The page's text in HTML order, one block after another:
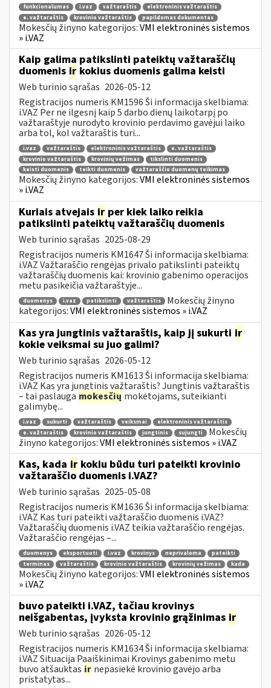
funkcionalumas i.vaz važtaraštis
elektroninis važtaraštis
e. važtaraštis
krovinio važtaraštis papildomas dokumentas
Mokesčių žinyno kategorijos:VMI elektroninės sistemos
» i.VAZ
Kaip galima patikslinti pateiktų važtaraščių
duomenis ir kokius duomenis galima keisti
Web turinio sąrašas 2026-05-12
Registracijos numeris KM1596 Ši informacija skelbiama:
i.VAZ Per ne ilgesnį kaip 5 darbo dienų laikotarpį po
važtaraštyje nurodyto krovinio perdavimo gavėjui laiko
arba tol, kol važtaraštis turi...
i.vaz važtaraštis elektroninis važtaraštis
e. važtaraštis
krovinio važtaraštis
krovinių vežimas
tikslinti duomenis
keisti duomenis
teikti duomenis važtaraščio duomenų teikimas
Mokesčių žinyno kategorijos:VMI elektroninės sistemos
» i.VAZ
Kuriais atvejais ir per kiek laiko reikia
patikslinti pateiktų važtaraščių duomenis
Web turinio sąrašas 2025-08-29
Registracijos numeris KM1647 Ši informacija skelbiama:
i.VAZ Važtaraščio rengėjas privalo patikslinti pateiktų
važtaraščių duomenis kai: krovinio gabenimo operacijos
metu pasikeičia važtaraštyje...
duomenys i.vaz patikslinti važtaraštis
Mokesčių žinyno
kategorijos:VMI elektroninės sistemos » i.VAZ
Kas yra jungtinis važtaraštis, kaip jį sukurti ir
kokie veiksmai su juo galimi?
Web turinio sąrašas 2026-05-12
Registracijos numeris KM1613 Ši informacija skelbiama:
i.VAZ Kas yra jungtinis važtaraštis? Jungtinis važtaraštis
– tai paslauga mokesčių mokėtojams, suteikianti
galimybę...
i.vaz sukurti važtaraštis veiksmai
elektroninis važtaraštis
e. važtaraštis
krovinio važtaraštis jungtinis sujungti
Mokesčių
žinyno kategorijos:VMI elektroninės sistemos » i.VAZ
Kas, kada ir kokiu būdu turi pateikti krovinio
važtaraščio duomenis i.VAZ?
Web turinio sąrašas 2025-05-08
Registracijos numeris KM1636 Ši informacija skelbiama:
i.VAZ Kas turi pateikti važtaraščio duomenis i.VAZ?
Važtaraščių duomenis i.VAZ teikia važtaraščio rengėjas.
Važtaraščio rengėjas –...
duomenys eksportuoti i.vaz krovinys neprivaloma
pateikti
terminas
važtaraštis krovinio važtaraštis krovinių vežimas kada
Mokesčių žinyno kategorijos:VMI elektroninės sistemos
» i.VAZ
buvo pateikti i.VAZ, tačiau krovinys
neišgabentas, įvyksta krovinio grąžinimas ir
Web turinio sąrašas 2026-05-12
Registracijos numeris KM1634 Ši informacija skelbiama:
i.VAZ Situacija Paaiškinimai Krovinys gabenimo metu
buvo atšauktas ir nepasiekė krovinio gavėjo arba
pristatytas...